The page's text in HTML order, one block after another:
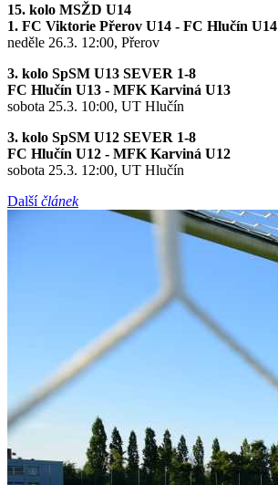
15. kolo MSŽD U14
1. FC Viktorie Přerov U14 - FC Hlučín U14
neděle 26.3. 12:00, Přerov
3. kolo SpSM U13 SEVER 1-8
FC Hlučín U13 - MFK Karviná U13
sobota 25.3. 10:00, UT Hlučín
3. kolo SpSM U12 SEVER 1-8
FC Hlučín U12 - MFK Karviná U12
sobota 25.3. 12:00, UT Hlučín
Dalšíčlánek